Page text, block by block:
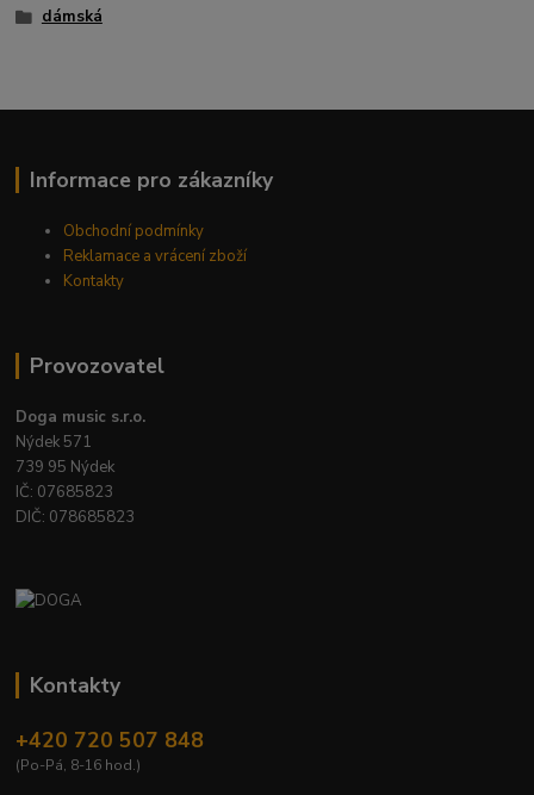
dámská
Informace pro zákazníky
Obchodní podmínky
Reklamace a vrácení zboží
Kontakty
Provozovatel
Doga music s.r.o.
Nýdek 571
739 95 Nýdek
IČ: 07685823
DIČ: 078685823
Kontakty
+420 720 507 848
(Po-Pá, 8-16 hod.)